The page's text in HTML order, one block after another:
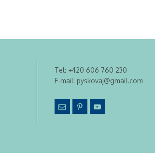
Tel: +420 606 760 230
E-mail: pyskovaj@gmail.com